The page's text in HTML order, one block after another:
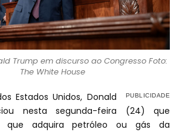
Trump em discurso ao Congresso Foto:
The White House
Estados Unidos, Donald
nesta segunda-feira (24) que
que adquira petróleo ou gás da